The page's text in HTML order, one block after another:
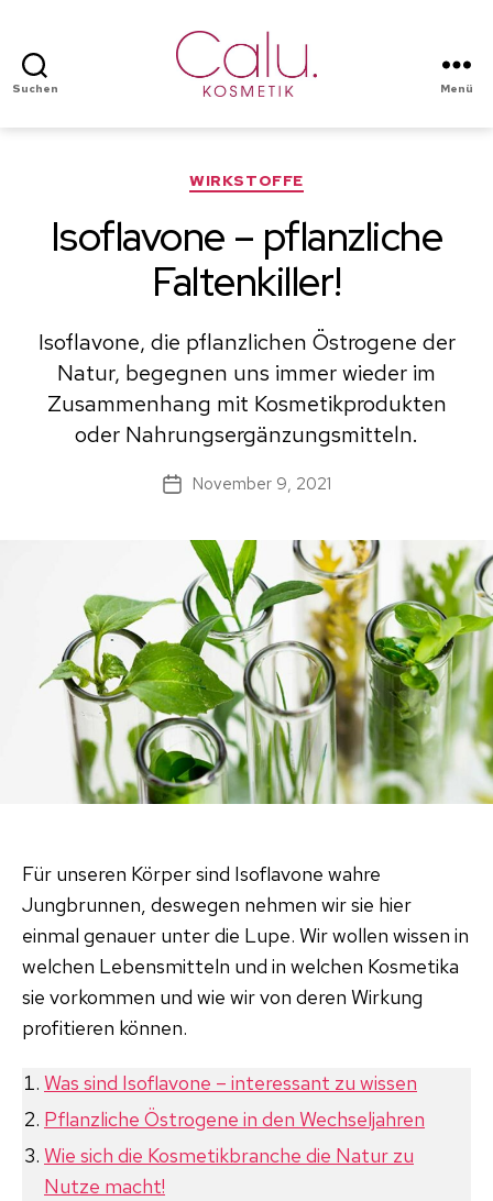
Suchen
Kosmetik
Menü
Kategorien
WIRKSTOFFE
Isoflavone – pflanzliche
Faltenkiller!
Isoflavone, die pflanzlichen Östrogene der
Natur, begegnen uns immer wieder im
Zusammenhang mit Kosmetikprodukten
oder Nahrungsergänzungsmitteln.
Beitragsdatum
November 9, 2021
Für unseren Körper sind Isoflavone wahre
Jungbrunnen, deswegen nehmen wir sie hier
einmal genauer unter die Lupe. Wir wollen wissen in
welchen Lebensmitteln und in welchen Kosmetika
sie vorkommen und wie wir von deren Wirkung
profitieren können.
Was sind Isoflavone – interessant zu wissen
Pflanzliche Östrogene in den Wechseljahren
Wie sich die Kosmetikbranche die Natur zu
Nutze macht!